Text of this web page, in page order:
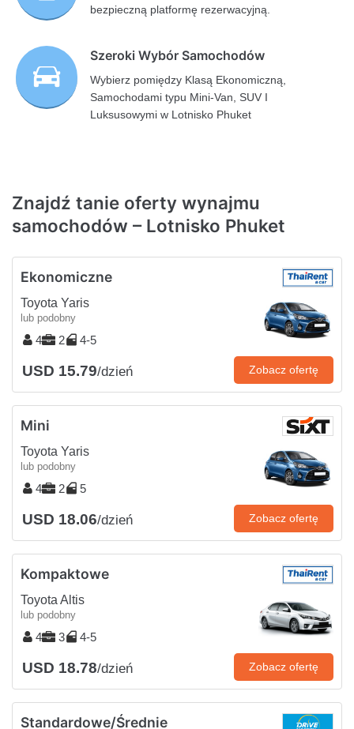
bezpieczną platformę rezerwacyjną.
Szeroki Wybór Samochodów
Wybierz pomiędzy Klasą Ekonomiczną,
Samochodami typu Mini-Van, SUV I
Luksusowymi w Lotnisko Phuket
Znajdź tanie oferty wynajmu
samochodów – Lotnisko Phuket
Ekonomiczne
Toyota Yaris
lub podobny
4 2 4-5
USD 15.79/dzień Zobacz ofertę
Mini
Toyota Yaris
lub podobny
4 2 5
USD 18.06/dzień Zobacz ofertę
Kompaktowe
Toyota Altis
lub podobny
4 3 4-5
USD 18.78/dzień Zobacz ofertę
Standardowe/Średnie